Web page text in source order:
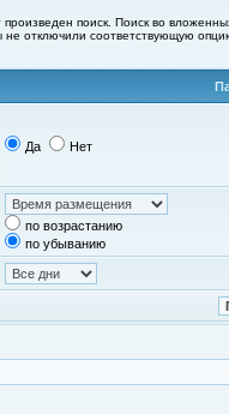
поиск. Поиск во
не отключили соответствующую
Да Нет
по возрастанию
по убыванию